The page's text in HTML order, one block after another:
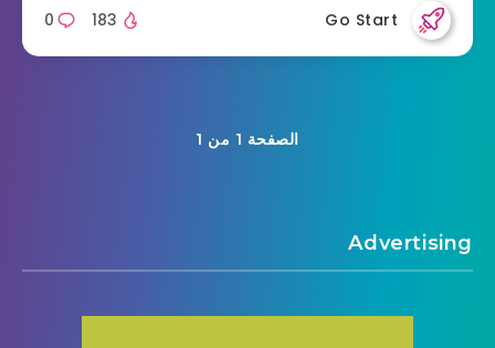
Go Start
0 183
الصفحة 1 من 1
Advertising